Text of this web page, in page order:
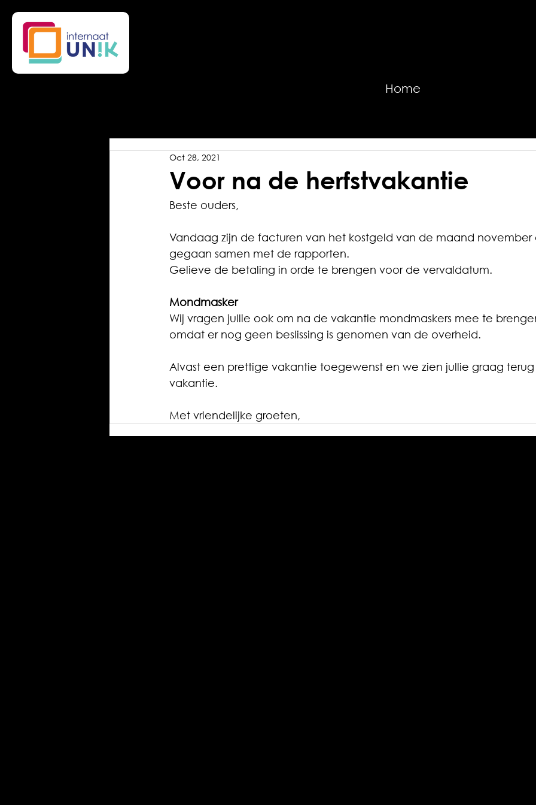
Home
Voor na de herfstvakantie
Oct 28, 2021
Beste ouders,
Vandaag zijn de facturen van het kostgeld van de maand november
gegaan samen met de rapporten.
Gelieve de betaling in orde te brengen voor de vervaldatum.
Mondmasker
Wij vragen jullie ook om na de vakantie mondmaskers mee te
omdat er nog geen beslissing is genomen van de overheid.
Alvast een prettige vakantie toegewenst en we zien jullie graag
vakantie.
Met vriendelijke groeten,